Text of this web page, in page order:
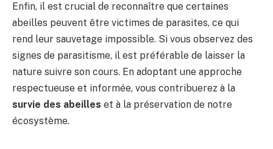
Enfin, il est crucial de reconnaître que certaines
abeilles peuvent être victimes de parasites, ce qui
rend leur sauvetage impossible. Si vous observez des
signes de parasitisme, il est préférable de laisser la
nature suivre son cours. En adoptant une approche
respectueuse et informée, vous contribuerez à la
survie des abeilles et à la préservation de notre
écosystème.